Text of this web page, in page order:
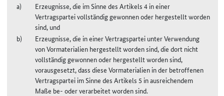
Erzeugnisse, die im Sinne des Artikels 4 in einer
Vertragspartei vollständig gewonnen oder hergestellt worden
sind, und
Erzeugnisse, die in einer Vertragspartei unter Verwendung
von Vormaterialien hergestellt worden sind, die dort nicht
vollständig gewonnen oder hergestellt worden sind,
vorausgesetzt, dass diese Vormaterialien in der betroffenen
Vertragspartei im Sinne des Artikels 5 in ausreichendem
Maße be- oder verarbeitet worden sind.